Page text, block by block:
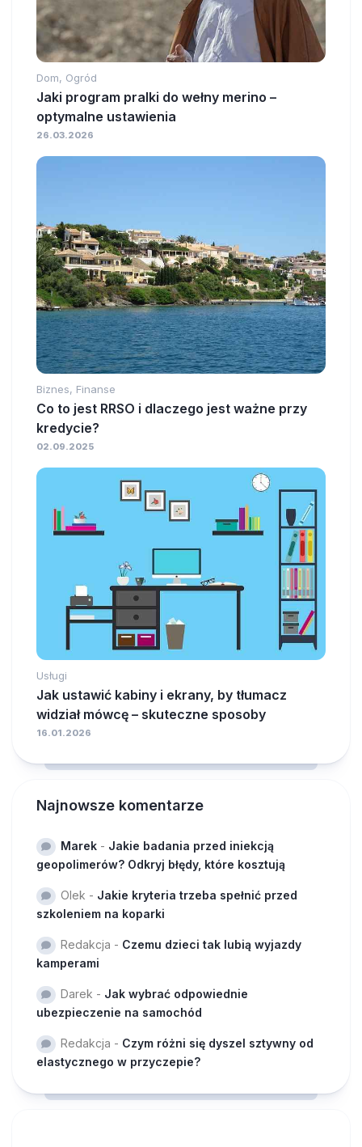
Dom, Ogród
Jaki program pralki do wełny merino –
optymalne ustawienia
26.03.2026
Biznes, Finanse
Co to jest RRSO i dlaczego jest ważne przy
kredycie?
02.09.2025
Usługi
Jak ustawić kabiny i ekrany, by tłumacz
widział mówcę – skuteczne sposoby
16.01.2026
Najnowsze komentarze
Marek - Jakie badania przed iniekcją
geopolimerów? Odkryj błędy, które kosztują
Olek - Jakie kryteria trzeba spełnić przed
szkoleniem na koparki
Redakcja - Czemu dzieci tak lubią wyjazdy
kamperami
Darek - Jak wybrać odpowiednie
ubezpieczenie na samochód
Redakcja - Czym różni się dyszel sztywny od
elastycznego w przyczepie?